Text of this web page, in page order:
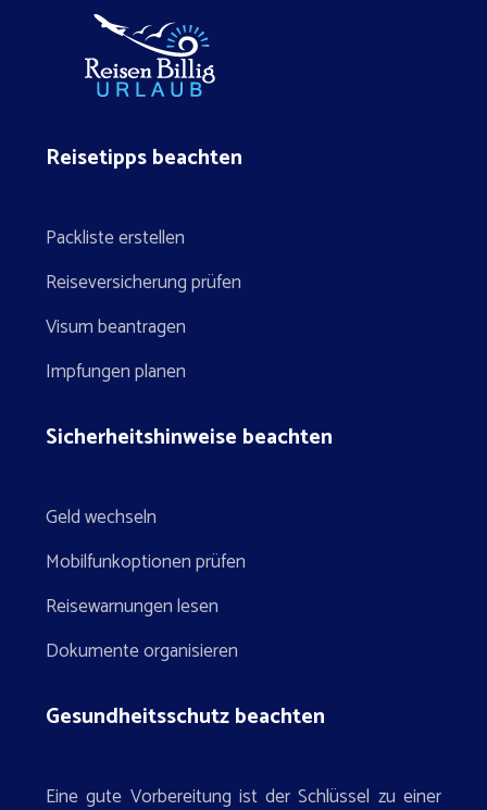
Reisetipps beachten
Packliste erstellen
Reiseversicherung prüfen
Visum beantragen
Impfungen planen
Sicherheitshinweise beachten
Geld wechseln
Mobilfunkoptionen prüfen
Reisewarnungen lesen
Dokumente organisieren
Gesundheitsschutz beachten
Eine gute Vorbereitung ist der Schlüssel zu einer